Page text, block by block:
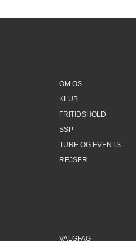
OM OS
KLUB
FRITIDSHOLD
SSP
TURE OG EVENTS
REJSER
VALGFAG